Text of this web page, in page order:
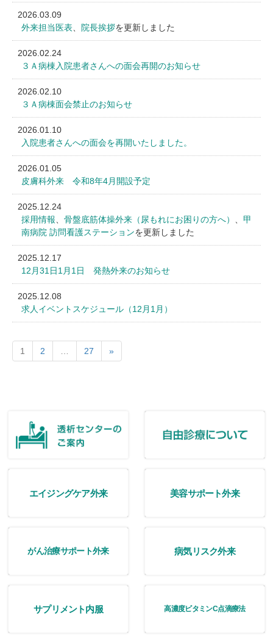
2026.03.09
外来担当医表
院長挨拶を更新しました
2026.02.24
３Ａ病棟入院患者さんへの面会再開のお知らせ
2026.02.10
３Ａ病棟面会禁止のお知らせ
2026.01.10
入院患者さんへの面会を再開いたしました。
2026.01.05
皮膚科外来 令和8年4月開設予定
2025.12.24
採用情報
骨盤底筋体操外来（尿もれにお困りの方へ）
甲
南病院 訪問看護ステーションを更新しました
2025.12.17
12月31日1月1日 発熱外来のお知らせ
2025.12.08
求人イベントスケジュール（12月1月）
1 2 27 »
エイジングケア外来 美容サポート外来
がん治療サポート外来 病気リスク外来
サプリメント内服 高濃度ビタミンC点滴療法